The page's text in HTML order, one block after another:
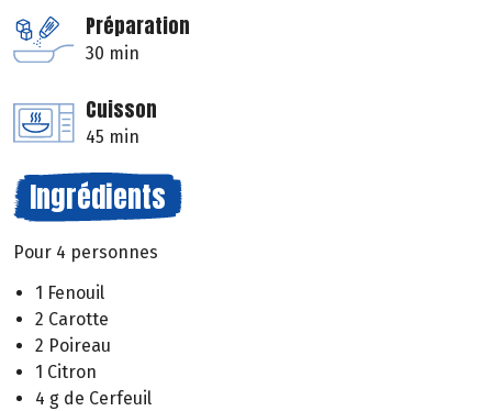
Préparation
30 min
Cuisson
45 min
Ingrédients
Pour 4 personnes
1 Fenouil
2 Carotte
2 Poireau
1 Citron
4 g de Cerfeuil